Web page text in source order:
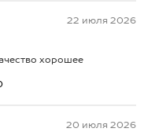
22 июля 2026
хорошее
20 июля 2026